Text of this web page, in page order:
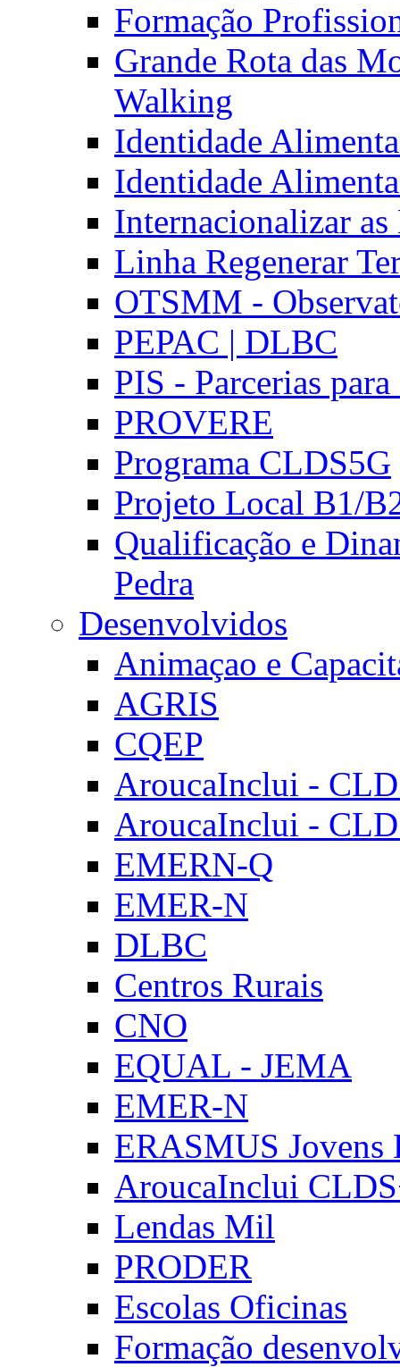
Formação
Grande Rota das
Walking
Identidade
Identidade
Internacionalizar
Linha Regenerar
OTSMM -
PEPAC | DLBC
PIS - Parcerias
PROVERE
Programa CLDS5G
Projeto Local B1/
Qualificação e
Pedra
Desenvolvidos
Animaçao e
AGRIS
CQEP
AroucaInclui -
AroucaInclui -
EMERN-Q
EMER-N
DLBC
Centros Rurais
CNO
EQUAL - JEMA
EMER-N
ERASMUS Jovens
AroucaInclui
Lendas Mil
PRODER
Escolas Oficinas
Formação